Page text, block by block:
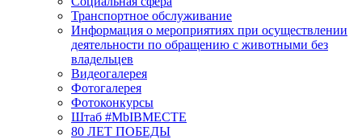
Транспортное обслуживание
Информация о мероприятиях при осуществлении
деятельности по обращению с животными без
владельцев
Видеогалерея
Фотогалерея
Фотоконкурсы
Штаб #MbIBMECTE
80 ЛЕТ ПОБЕДЫ